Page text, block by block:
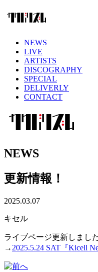
NEWS
LIVE
ARTISTS
DISCOGRAPHY
SPECIAL
DELIVERLY
CONTACT
NEWS
更新情報！
2025.03.07
キセル
ライブページ更新しました
→ 2025.5.24 SAT『Kicell